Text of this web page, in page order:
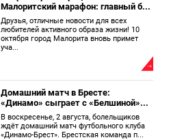
Малоритский марафон: главный б...
Друзья, отличные новости для всех
любителей активного образа жизни! 10
октября город Малорита вновь примет
уча...
Домашний матч в Бресте:
«Динамо» сыграет с «Белшиной»...
В воскресенье, 2 августа, болельщиков
ждёт домашний матч футбольного клуба
«Динамо-Брест». Брестская команда п...